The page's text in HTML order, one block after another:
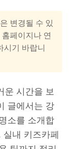
변경될 수 있
페이지나 연
시기 바랍니
운 시간을 보
글에서는 강
소를 소개합
내 키즈카페